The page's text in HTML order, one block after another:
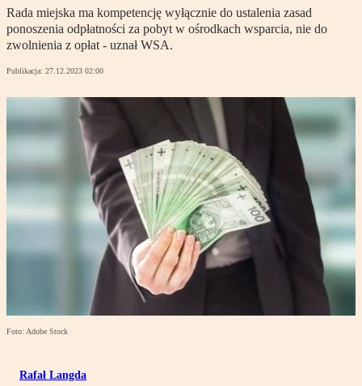
Rada miejska ma kompetencję wyłącznie do ustalenia zasad
ponoszenia odpłatności za pobyt w ośrodkach wsparcia, nie do
zwolnienia z opłat - uznał WSA.
Publikacja: 27.12.2023 02:00
Foto: Adobe Stock
Rafał Langda